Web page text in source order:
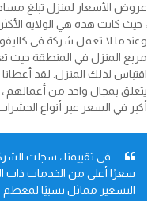
، حيث كانت هذه هي الولاية
مربع المنزل في المنطقة حيث
اقتباس لذلك المنزل. لقد
يتعلق بمجال واحد من
أكبر في السعر عبر أنواع الحشرات
في تقييمنا ، سجلت
سعرًا أعلى من الخدمات ذات
التسعير مماثل نسبيًا